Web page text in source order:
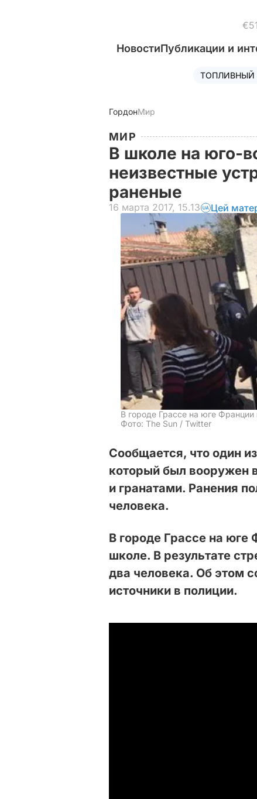
НовостиПубликации и
ТОПЛИВНЫЙ
ГордонМир
МИР
В школе на юго-
неизвестные
раненые
16 марта 2017, 15.13 Цей
В городе Грассе на юге
Фото: The Sun / Twitter
Сообщается, что один
который был вооружен
и гранатами. Ранения
человека.
В городе Грассе на юге
школе. В результате
два человека. Об этом
источники в полиции.